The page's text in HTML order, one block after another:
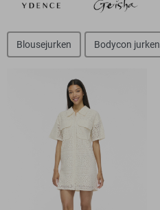
Blousejurken Bodycon jurken